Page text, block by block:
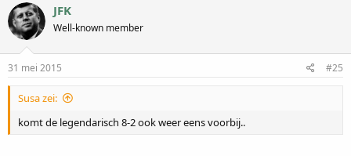
JFK
Well-known member
31 mei 2015 #25
Susa zei:
komt de legendarisch 8-2 ook weer eens voorbij..